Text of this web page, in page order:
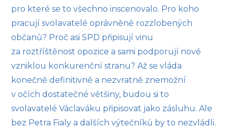
pro které se to všechno inscenovalo. Pro koho
pracují svolavatelé oprávněně rozzlobených
občanů? Proč asi SPD připisují vinu
za roztříštěnost opozice a sami podporují nově
vzniklou konkurenční stranu? Až se vláda
konečně definitivně a nezvratně znemožní
v očích dostatečné většiny, budou si to
svolavatelé Václaváku připisovat jako zásluhu. Ale
bez Petra Fialy a dalších výtečníků by to nezvládli.